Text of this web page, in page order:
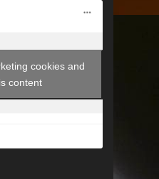
cookies and
content